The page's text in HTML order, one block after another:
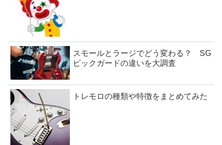
スモールとラージでどう変わる？ SG
ピックガードの違いを大調査
トレモロの種類や特徴をまとめてみた